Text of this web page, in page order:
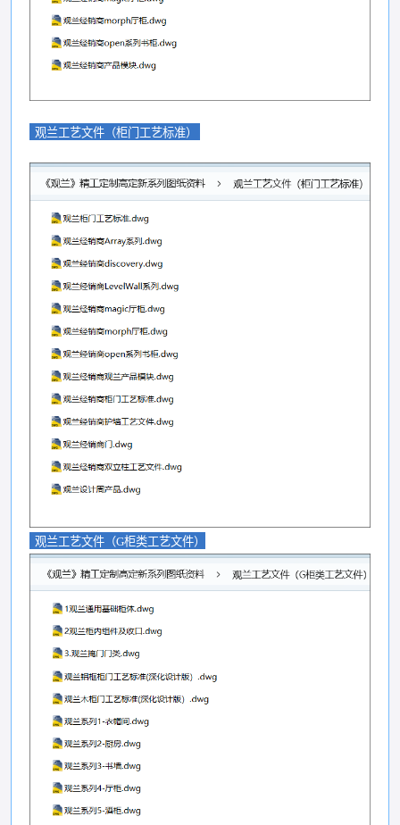
观兰工艺文件（柜门工艺标准）
观兰工艺文件（G柜类工艺文件）